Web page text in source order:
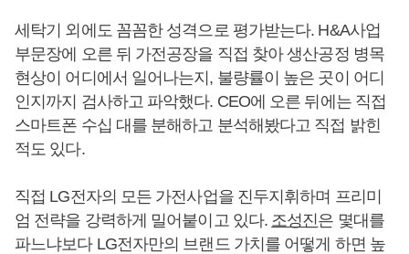
세탁기 외에도 꼼꼼한 성격으로 평가받는다. H&A사업
부문장에 오른 뒤 가전공장을 직접 찾아 생산공정 병목
현상이 어디에서 일어나는지, 불량률이 높은 곳이 어디
인지까지 검사하고 파악했다. CEO에 오른 뒤에는 직접
스마트폰 수십 대를 분해하고 분석해봤다고 직접 밝힌
적도 있다.
직접 LG전자의 모든 가전사업을 진두지휘하며 프리미
엄 전략을 강력하게 밀어붙이고 있다. 조성진은 몇대를
파느냐보다 LG전자만의 브랜드 가치를 어떻게 하면 높